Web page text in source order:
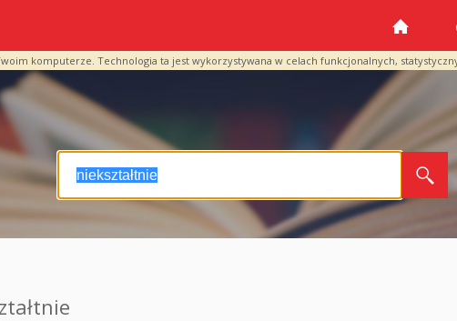
komputerze. Technologia ta jest wykorzystywana w celach funkcjonalnych,